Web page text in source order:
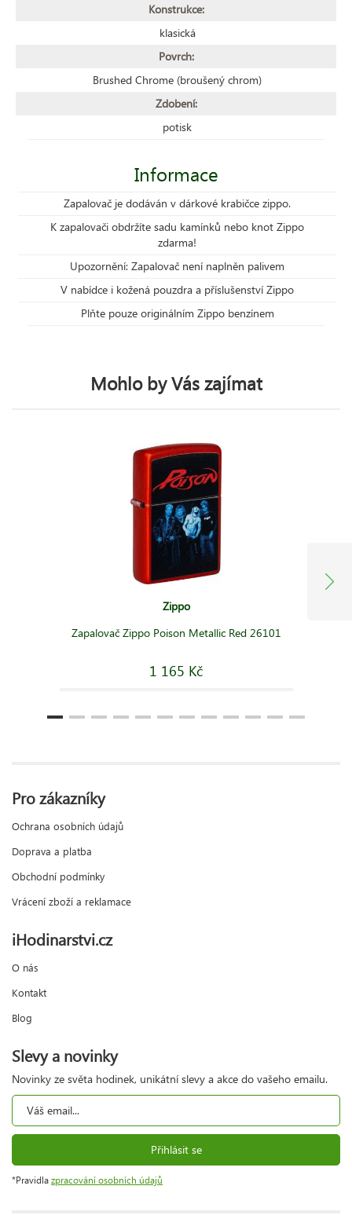
Konstrukce:
klasická
Povrch:
Brushed Chrome (broušený chrom)
Zdobení:
potisk
Informace
Zapalovač je dodáván v dárkové krabičce zippo.
K zapalovači obdržíte sadu kamínků nebo knot Zippo
zdarma!
Upozornění: Zapalovač není naplněn palivem
V nabídce i kožená pouzdra a příslušenství Zippo
Plňte pouze originálním Zippo benzínem
Mohlo by Vás zajímat
Zippo
Zapalovač Zippo Poison Metallic Red 26101
1 165 Kč
Pro zákazníky
Ochrana osobních údajů
Doprava a platba
Obchodní podmínky
Vrácení zboží a reklamace
iHodinarstvi.cz
O nás
Kontakt
Blog
Slevy a novinky
Novinky ze světa hodinek, unikátní slevy a akce do vašeho emailu.
Přihlásit se
*Pravidla zpracování osobních údajů